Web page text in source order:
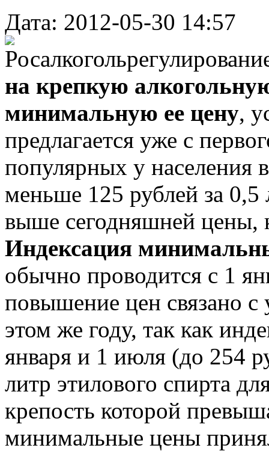
Дата: 2012-05-30 14:57
на крепкую
минимальную ее цену,
предлагается уже с
популярных у населения
меньше 125 рублей за 0,5
выше сегодняшней цены,
Индексация
обычно проводится с 1
повышение цен связано с
этом же году, так как
января и 1 июля (до 254
литр этилового спирта
крепость которой
минимальные цены